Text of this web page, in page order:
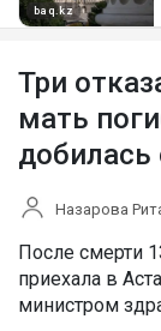
Три
мать
Назарова
После смерти
приехала в
министром